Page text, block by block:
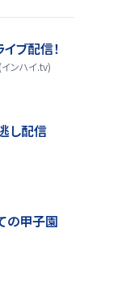
ブ配信！
ンハイ.tv)
し配信
の甲子園